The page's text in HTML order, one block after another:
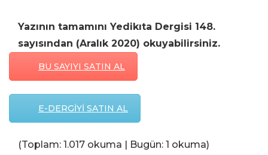
Yazının tamamını Yedikıta Dergisi 148.
sayısından (Aralık 2020) okuyabilirsiniz.
BU SAYIYI SATIN AL
E-DERGİYİ SATIN AL
(Toplam: 1.017 okuma | Bugün: 1 okuma)